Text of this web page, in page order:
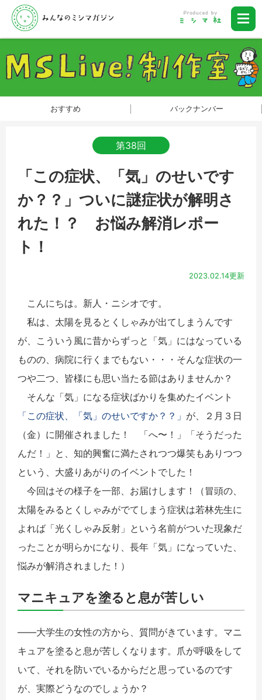
おすすめ バックナンバー
第38回
「この症状、「気」のせいです
か？？」ついに謎症状が解明さ
れた！？ お悩み解消レポー
ト！
2023.02.14更新
こんにちは。新人・ニシオです。
私は、太陽を見るとくしゃみが出てしまうんです
が、こういう風に昔からずっと「気」にはなっている
ものの、病院に行くまでもない・・・そんな症状の一
つや二つ、皆様にも思い当たる節はありませんか？
そんな「気」になる症状ばかりを集めたイベント
「この症状、「気」のせいですか？？」 が、２月３日
（金）に開催されました！ 「へ〜！」「そうだった
んだ！」と、知的興奮に満たされつつ爆笑もありつつ
という、大盛りあがりのイベントでした！
今回はその様子を一部、お届けします！（冒頭の、
太陽をみるとくしゃみがでてしまう症状は若林先生に
よれば「光くしゃみ反射」という名前がついた現象だ
ったことが明らかになり、長年「気」になっていた、
悩みが解消されました！）
マニキュアを塗ると息が苦しい
――大学生の女性の方から、質問がきています。マニ
キュアを塗ると息が苦しくなります。爪が呼吸をして
いて、それを防いでいるからだと思っているのです
が、実際どうなのでしょうか？